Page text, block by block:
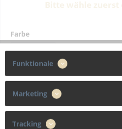
Farbe
Größe
36 38
Funktionale
Marketing
Tracking